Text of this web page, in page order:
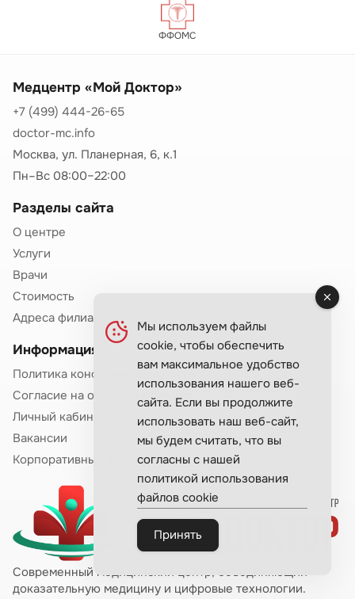
ФФОМС
Медцентр «Мой Доктор»
+7 (499) 444-26-65
doctor-mc.info
Москва, ул. Планерная, 6, к.1
Пн–Вс 08:00–22:00
Разделы сайта
О центре
Услуги
Врачи
Стоимость
Адреса филиалов
Информация
Политика конфиденциальности
Согласие на обработка данных
Личный кабинет
Вакансии
Корпоративным клиентам
Современный медицинский центр, объединяющий
доказательную медицину и цифровые технологии.
Мы используем файлы
cookie, чтобы обеспечить
вам максимальное удобство
использования нашего веб-
сайта. Если вы продолжите
использовать наш веб-сайт,
мы будем считать, что вы
согласны с нашей
политикой использования
файлов cookie
Принять